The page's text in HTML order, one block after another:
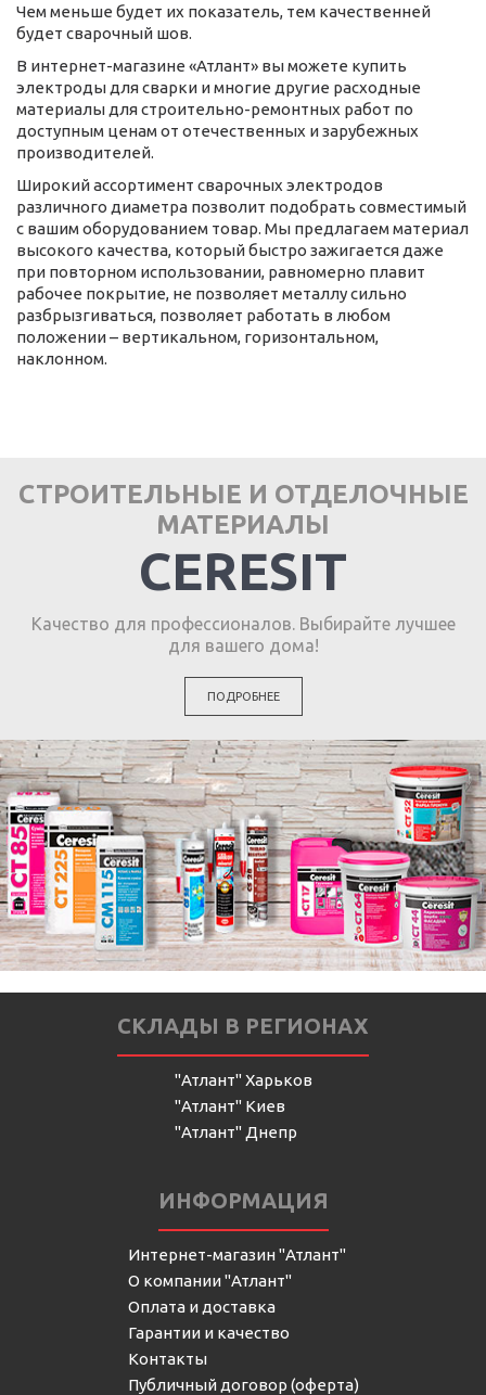
Чем меньше будет их показатель, тем качественней
будет сварочный шов.
В интернет-магазине «Атлант» вы можете купить
электроды для сварки и многие другие расходные
материалы для строительно-ремонтных работ по
доступным ценам от отечественных и зарубежных
производителей.
Широкий ассортимент сварочных электродов
различного диаметра позволит подобрать совместимый
с вашим оборудованием товар. Мы предлагаем материал
высокого качества, который быстро зажигается даже
при повторном использовании, равномерно плавит
рабочее покрытие, не позволяет металлу сильно
разбрызгиваться, позволяет работать в любом
положении – вертикальном, горизонтальном,
наклонном.
СТРОИТЕЛЬНЫЕ И ОТДЕЛОЧНЫЕ
МАТЕРИАЛЫ
CERESIT
Качество для профессионалов. Выбирайте лучшее
для вашего дома!
ПОДРОБНЕЕ
СКЛАДЫ В РЕГИОНАХ
"Атлант" Харьков
"Атлант" Киев
"Атлант" Днепр
ИНФОРМАЦИЯ
Интернет-магазин "Атлант"
О компании "Атлант"
Оплата и доставка
Гарантии и качество
Контакты
Публичный договор (оферта)